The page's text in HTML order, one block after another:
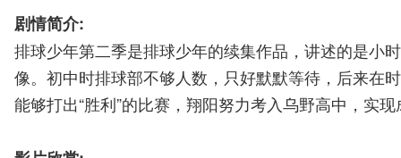
剧情简介:
排球少年第二季是排球少年的续集作品，讲述的是小
像。初中时排球部不够人数，只好默默等待，后来在
能够打出“胜利”的比赛，翔阳努力考入乌野高中，实现